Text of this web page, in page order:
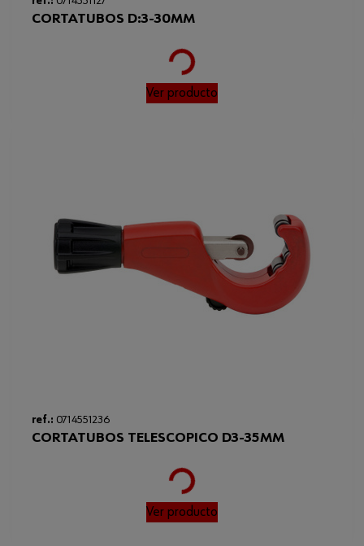
CORTATUBOS D:3-30MM
Loading...
Ver producto
ref.: 0714551236
CORTATUBOS TELESCOPICO D3-35MM
Loading...
Ver producto